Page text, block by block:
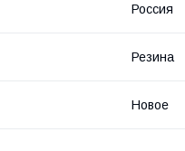
Россия
Резина
Новое